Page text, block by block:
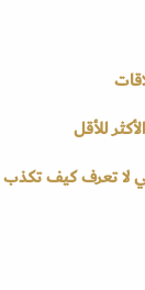
للأقل
لا تعرف كيف تكذب